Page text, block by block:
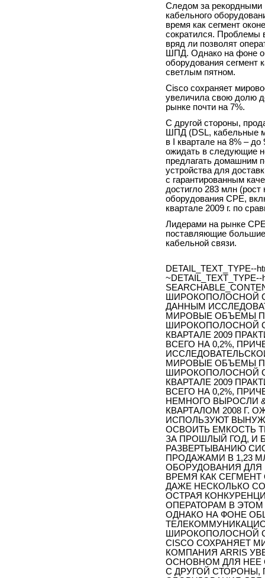
Следом за рекордными
кабельного
время как сегмент
сократился. Проблемы
вряд ли позволят
ШПД. Однако на фоне
оборудования сегмент
светлым пятном.
Cisco сохраняет
увеличила свою долю
рынке почти на 7%.
С другой стороны,
ШПД (DSL, кабельные
в I квартале на 8% –
ожидать в следующие
предлагать домашним
устройства для
с гарантированным
достигло 283 млн (рост
оборудования CPE,
квартале 2009 г. по
Лидерами на рынке
поставляющие
кабельной связи.
DETAIL_TEXT_TYPE--
~DETAIL_TEXT_TYPE--
ШИРОКОПОЛОСНОЙ
ДАННЫМ
МИРОВЫЕ ОБЪЕМЫ
ШИРОКОПОЛОСНОЙ
КВАРТАЛЕ 2009
ВСЕГО НА 0,2%,
МИРОВЫЕ ОБЪЕМЫ
ШИРОКОПОЛОСНОЙ
КВАРТАЛЕ 2009
ВСЕГО НА 0,2%,
НЕМНОГО ВЫРОСЛИ
КВАРТАЛОМ 2008 Г.
ИСПОЛЬЗУЮТ
ОСВОИТЬ ЕМКОСТЬ
ЗА ПРОШЛЫЙ ГОД, И
РАЗВЕРТЫВАНИЮ
ПРОДАЖАМИ В 1,23
ОБОРУДОВАНИЯ ДЛЯ
ВРЕМЯ КАК
ДАЖЕ НЕСКОЛЬКО
ОСТРАЯ
ОПЕРАТОРАМ В
ОДНАКО НА ФОНЕ
ШИРОКОПОЛОСНОЙ
CISCO СОХРАНЯЕТ
КОМПАНИЯ ARRIS
ОСНОВНОМ ДЛЯ НЕЕ
С ДРУГОЙ СТОРОНЫ,